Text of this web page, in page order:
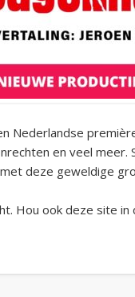
Nederlandse
en veel meer.
deze geweldige
Hou ook deze site in